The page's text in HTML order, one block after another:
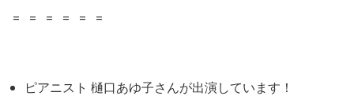
= = = = = =
ピアニスト 樋口あゆ子さんが出演しています！